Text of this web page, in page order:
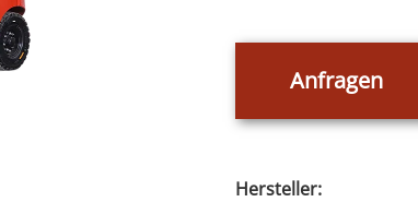
Anfragen
Hersteller: